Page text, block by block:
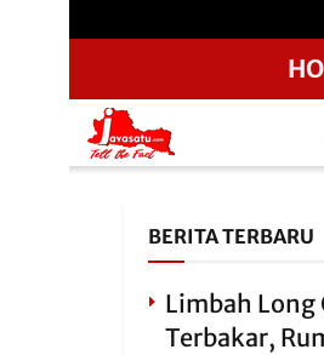
BERITA TERBARU
Limbah Long
Terbakar,